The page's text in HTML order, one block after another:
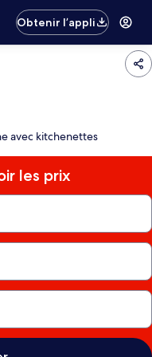
Obtenir l’appli
avec kitchenettes
les prix